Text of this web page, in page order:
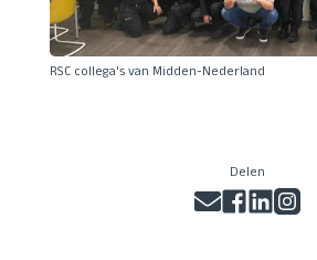
RSC collega's van Midden-Nederland
Delen